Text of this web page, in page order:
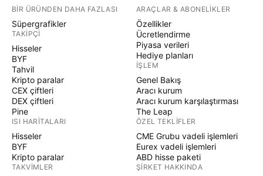
BIR ÜRÜNDEN DAHA FAZLASI
Süpergrafikler
TAKIPÇI
Hisseler
BYF
Tahvil
Kripto paralar
CEX çiftleri
DEX çiftleri
Pine
ISI HARITALARI
Hisseler
BYF
Kripto paralar
TAKVIMLER
ARAÇLAR & ABONELIKLER
Özellikler
Ücretlendirme
Piyasa verileri
Hediye planları
İŞLEM
Genel Bakış
Aracı kurum
Aracı kurum karşılaştırması
The Leap
ÖZEL TEKLIFLER
CME Grubu vadeli işlemleri
Eurex vadeli işlemleri
ABD hisse paketi
ŞIRKET HAKKINDA